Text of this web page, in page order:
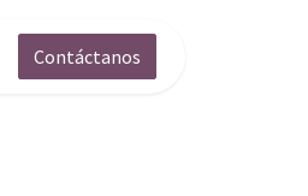
Contáctanos